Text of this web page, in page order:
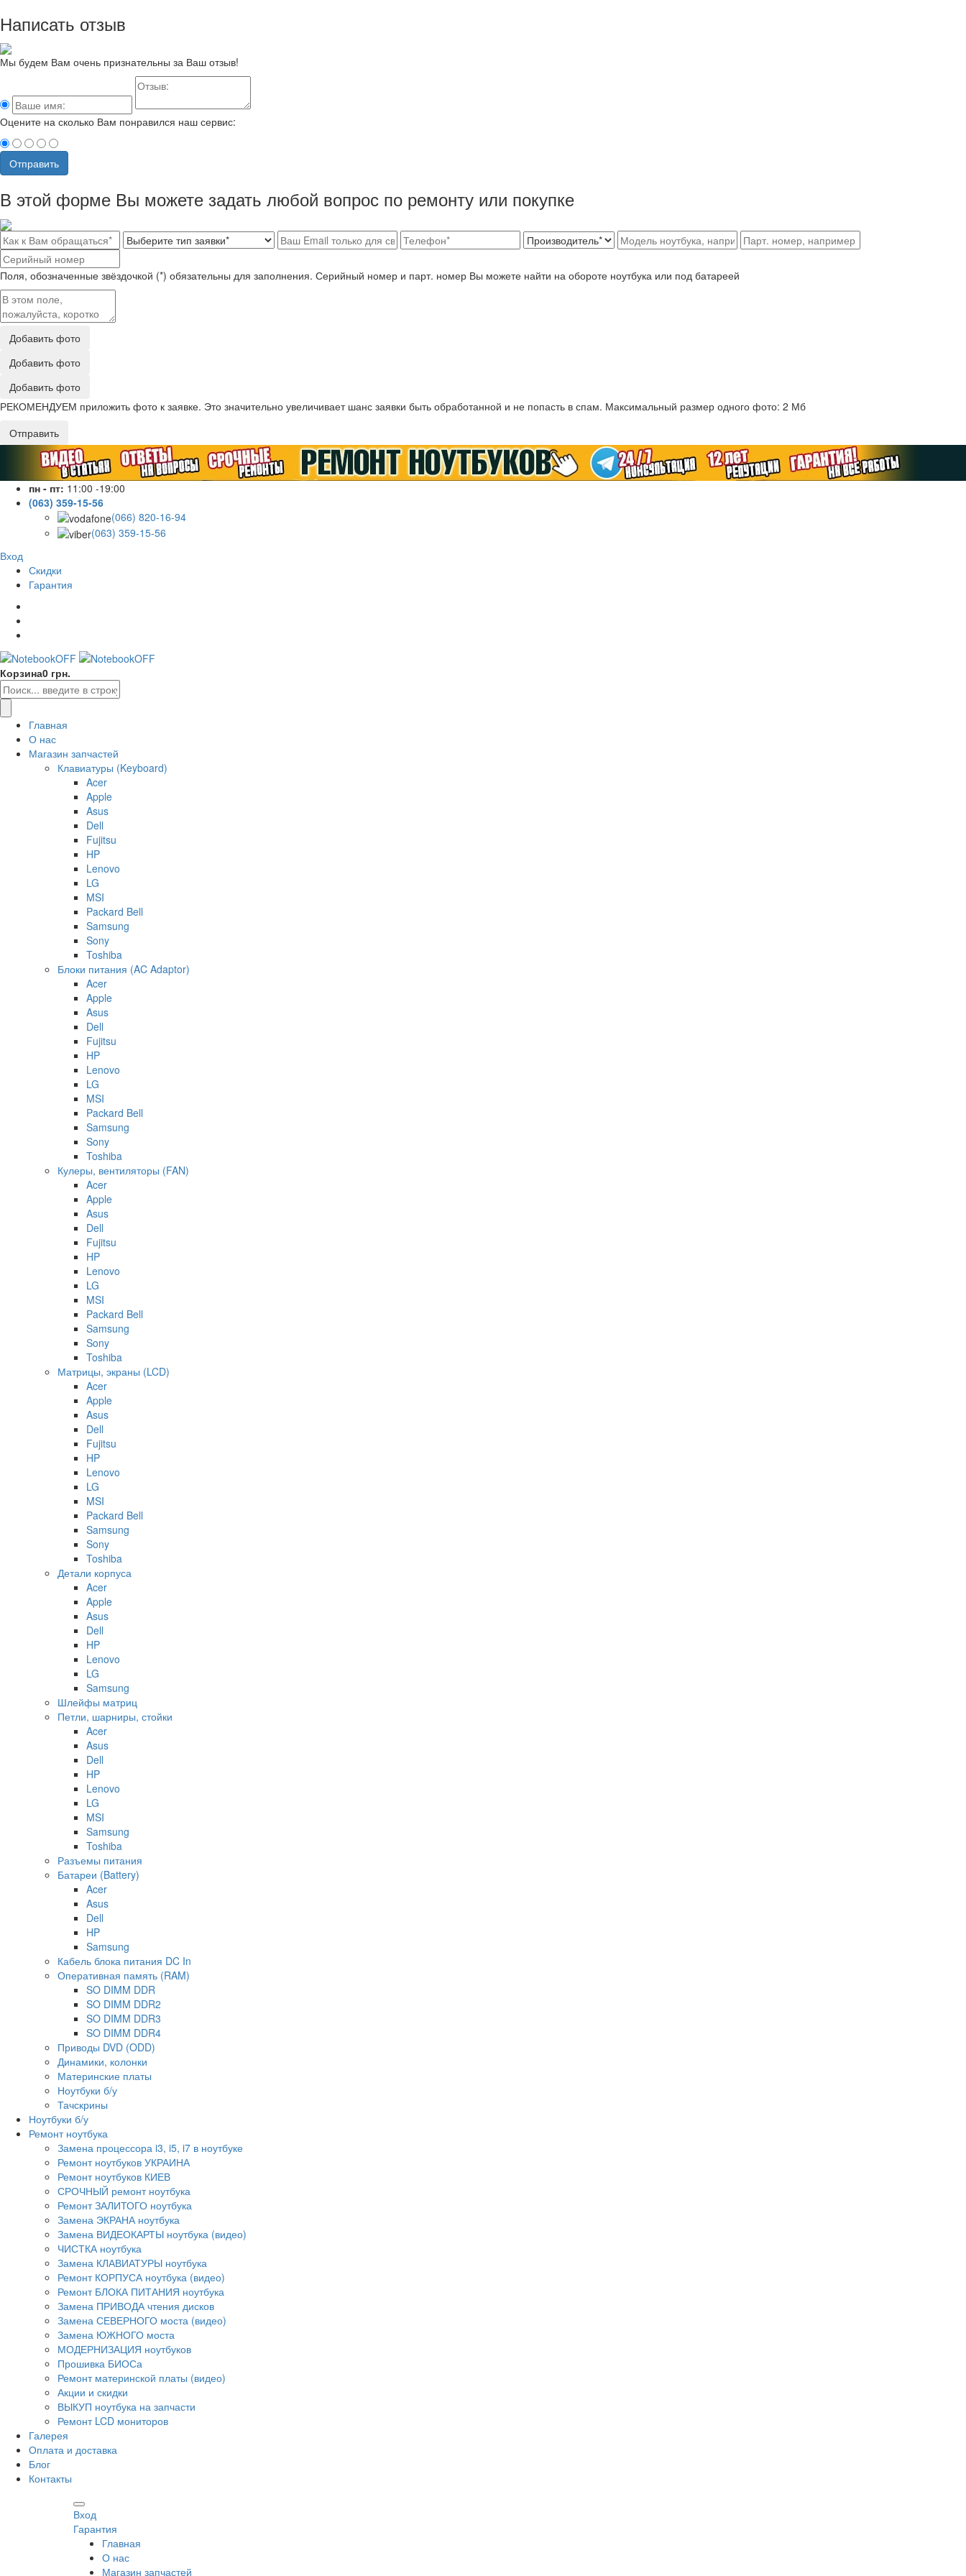
Написать отзыв
Мы будем Вам очень признательны за Ваш отзыв!
Оцените на сколько Вам понравился наш сервис:
Отправить
В этой форме Вы можете задать любой вопрос по ремонту или покупке
Поля, обозначенные звёздочкой (*) обязательны для заполнения. Серийный номер и парт. номер Вы можете найти на обороте ноутбука или под батареей
Добавить фото
Добавить фото
Добавить фото
РЕКОМЕНДУЕМ приложить фото к заявке. Это значительно увеличивает шанс заявки быть обработанной и не попасть в спам. Максимальный размер одного фото: 2 Мб
Отправить
пн - пт: 11:00 -19:00
(063) 359-15-56
(066) 820-16-94
(063) 359-15-56
Вход
Скидки
Гарантия
Корзина0 грн.
Главная
О нас
Магазин запчастей
Клавиатуры (Keyboard)
Acer
Apple
Asus
Dell
Fujitsu
HP
Lenovo
LG
MSI
Packard Bell
Samsung
Sony
Toshiba
Блоки питания (AC Adaptor)
Acer
Apple
Asus
Dell
Fujitsu
HP
Lenovo
LG
MSI
Packard Bell
Samsung
Sony
Toshiba
Кулеры, вентиляторы (FAN)
Acer
Apple
Asus
Dell
Fujitsu
HP
Lenovo
LG
MSI
Packard Bell
Samsung
Sony
Toshiba
Матрицы, экраны (LCD)
Acer
Apple
Asus
Dell
Fujitsu
HP
Lenovo
LG
MSI
Packard Bell
Samsung
Sony
Toshiba
Детали корпуса
Acer
Apple
Asus
Dell
HP
Lenovo
LG
Samsung
Шлейфы матриц
Петли, шарниры, стойки
Acer
Asus
Dell
HP
Lenovo
LG
MSI
Samsung
Toshiba
Разъемы питания
Батареи (Battery)
Acer
Asus
Dell
HP
Samsung
Кабель блока питания DC In
Оперативная память (RAM)
SO DIMM DDR
SO DIMM DDR2
SO DIMM DDR3
SO DIMM DDR4
Приводы DVD (ODD)
Динамики, колонки
Материнские платы
Ноутбуки б/у
Тачскрины
Ноутбуки б/у
Ремонт ноутбука
Замена процессора i3, i5, i7 в ноутбуке
Ремонт ноутбуков УКРАИНА
Ремонт ноутбуков КИЕВ
СРОЧНЫЙ ремонт ноутбука
Ремонт ЗАЛИТОГО ноутбука
Замена ЭКРАНА ноутбука
Замена ВИДЕОКАРТЫ ноутбука (видео)
ЧИСТКА ноутбука
Замена КЛАВИАТУРЫ ноутбука
Ремонт КОРПУСА ноутбука (видео)
Ремонт БЛОКА ПИТАНИЯ ноутбука
Замена ПРИВОДА чтения дисков
Замена СЕВЕРНОГО моста (видео)
Замена ЮЖНОГО моста
МОДЕРНИЗАЦИЯ ноутбуков
Прошивка БИОСа
Ремонт материнской платы (видео)
Акции и скидки
ВЫКУП ноутбука на запчасти
Ремонт LCD мониторов
Галерея
Оплата и доставка
Блог
Контакты
Вход
Гарантия
Главная
О нас
Магазин запчастей